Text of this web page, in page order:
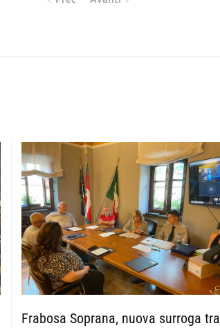
Frabosa Soprana, nuova surroga tra